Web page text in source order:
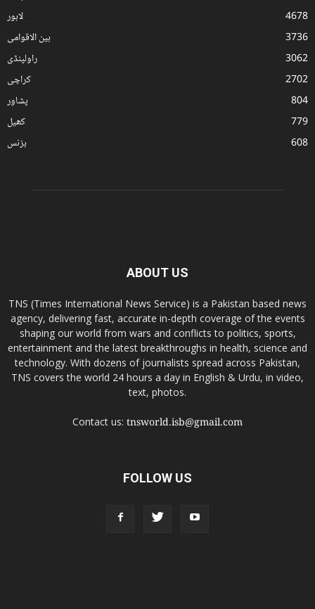
لاہور
4678
بین الاقوامی
3736
راولپنڈی
3062
کراچی
2702
پشاور
804
کھیل
779
بزنس
608
ABOUT US
TNS (Times International News Service) is a Pakistan based news
agency, delivering fast, accurate in-depth coverage of the events
shaping our world from wars and conflicts to politics, sports,
entertainment and the latest breakthroughs in health, science and
technology. With dozens of journalists spread across Pakistan,
TNS covers the world 24 hours a day in English & Urdu, in video,
text, photos.
Contact us: tnsworld.isb@gmail.com
FOLLOW US